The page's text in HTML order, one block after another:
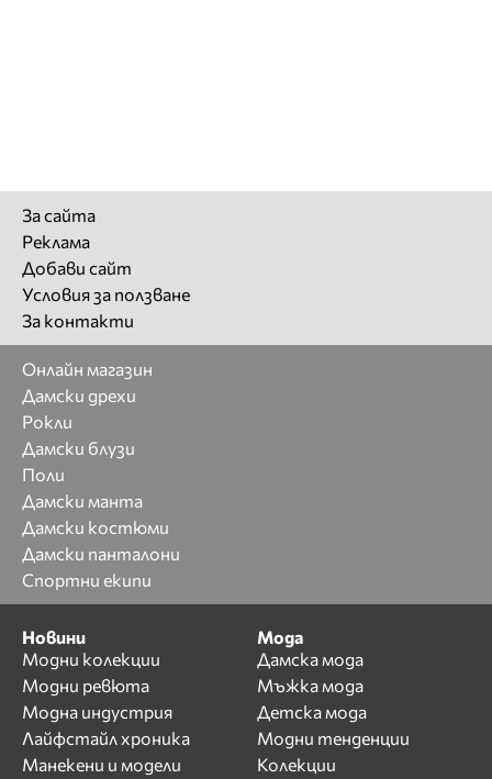
За сайта
Реклама
Добави сайт
Условия за ползване
За контакти
Онлайн магазин
Дамски дрехи
Рокли
Дамски блузи
Поли
Дамски манта
Дамски костюми
Дамски панталони
Спортни екипи
Новини
Модни колекции
Модни ревюта
Модна индустрия
Лайфстайл хроника
Манекени и модели
Мода
Дамска мода
Мъжка мода
Детска мода
Модни тенденции
Колекции